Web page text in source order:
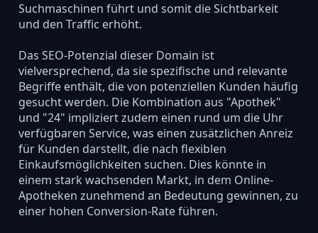
Suchmaschinen führt und somit die Sichtbarkeit
und den Traffic erhöht.
Das SEO-Potenzial dieser Domain ist
vielversprechend, da sie spezifische und relevante
Begriffe enthält, die von potenziellen Kunden häufig
gesucht werden. Die Kombination aus "Apothek"
und "24" impliziert zudem einen rund um die Uhr
verfügbaren Service, was einen zusätzlichen Anreiz
für Kunden darstellt, die nach flexiblen
Einkaufsmöglichkeiten suchen. Dies könnte in
einem stark wachsenden Markt, in dem Online-
Apotheken zunehmend an Bedeutung gewinnen, zu
einer hohen Conversion-Rate führen.